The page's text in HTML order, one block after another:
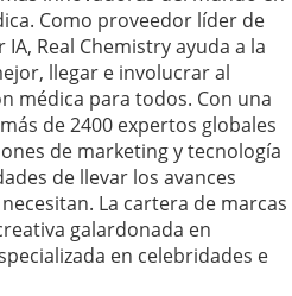
Como proveedor líder de
Real Chemistry ayuda a la
llegar e involucrar al
médica para todos. Con una
de 2400 expertos globales
de marketing y tecnología
de llevar los avances
La cartera de marcas
galardonada en
en celebridades e